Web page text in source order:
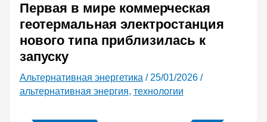
Первая в мире коммерческая
геотермальная электростанция
нового типа приблизилась к
запуску
Альтернативная энергетика / 25/01/2026 /
альтернативная энергия, технологии